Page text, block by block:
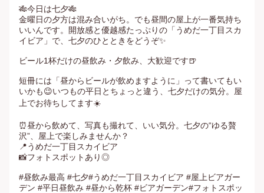
🎋今日は七夕🎋
金曜日の夕方は混み合いがち。でも昼間の屋上が一番気持ち
いいんです。開放感と優越感たっぷりの「うめだ一丁目スカ
イビア」で、七夕のひとときをどうぞ✨
ビール1杯だけの昼飲み・夕飲み、大歓迎です🍺
短冊には「昼からビールが飲めますように」って書いてもい
いかも😉いつもの平日とちょっと違う、七夕だけの気分。屋
上でお待ちしてます☀️
⏰昼から飲めて、写真も撮れて、いい気分。七夕の“ゆる贅
沢”、屋上で楽しみませんか？
📍うめだ一丁目スカイビア
📸フォトスポットあり◎
#昼飲み最高 #七夕#うめだ一丁目スカイビア #屋上ビアガー
デン #平日昼飲み #昼から乾杯 #ビアガーデン#フォトスポッ